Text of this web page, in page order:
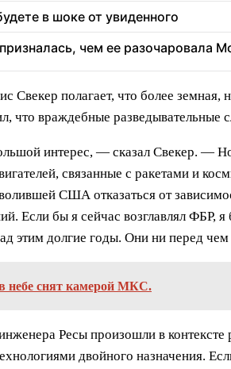
в шоке от увиденного
чем ее разочаровала
Свекер полагает, что более
что враждебные разведывательные
интерес, — сказал Свекер. —
связанные с ракетами и
США отказаться от
Если бы я сейчас возглавлял
этим долгие годы. Они ни перед чем
небе снят камерой МКС.
Ресы произошли в
двойного назначения.